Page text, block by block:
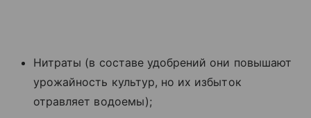
Нитраты (в составе удобрений они повышают
урожайность культур, но их избыток
отравляет водоемы);